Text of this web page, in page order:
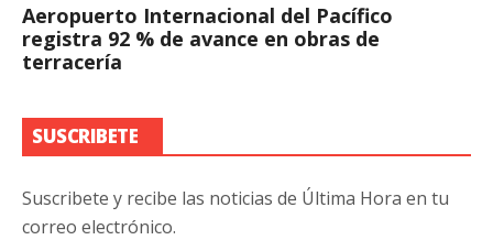
Aeropuerto Internacional del Pacífico
registra 92 % de avance en obras de
terracería
SUSCRIBETE
Suscribete y recibe las noticias de Última Hora en tu
correo electrónico.